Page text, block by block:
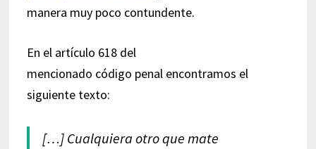
manera muy poco contundente.
En el artículo 618 del
mencionado código penal encontramos el
siguiente texto:
[…] Cualquiera otro que mate